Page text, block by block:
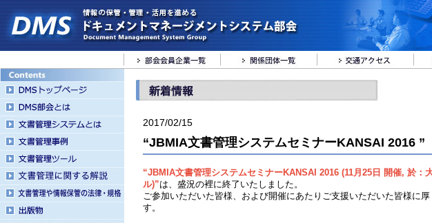
2017/02/15
“JBMIA文書管理システムセミナーKANSAI 2016 ”
“JBMIA文書管理システムセミナーKANSAI 2016 (11月25日 開催, 於：
ル)”は、盛況の裡に終了いたしました。
ご参加いただいた皆様、および開催にあたりご支援いただいた皆様に厚
す。